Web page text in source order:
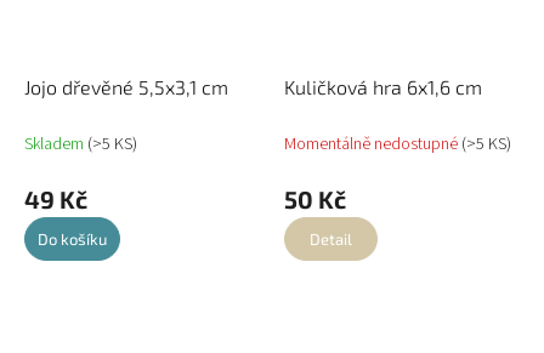
Jojo dřevěné 5,5x3,1 cm
Skladem (>5 KS)
49 Kč
Do košíku
Kuličková hra 6x1,6 cm
Momentálně nedostupné (>5 KS)
50 Kč
Detail